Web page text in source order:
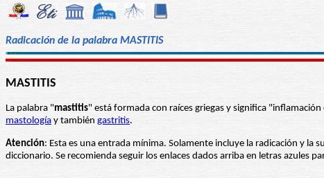
Radicación de la palabra MASTITIS
MASTITIS
La palabra "mastitis" está formada con raíces griegas y significa
mastología y también gastritis.
Atención: Esta es una entrada mínima. Solamente incluye la radicación y la
diccionario. Se recomienda seguir los enlaces dados arriba en letras azules